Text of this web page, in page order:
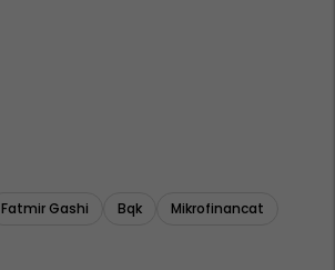
Fatmir Gashi Bqk Mikrofinancat